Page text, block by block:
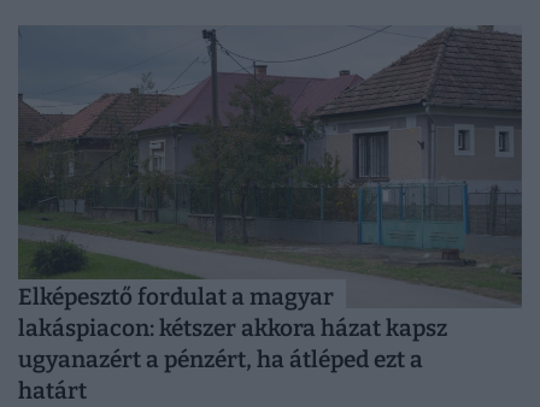
Elképesztő fordulat a magyar
lakáspiacon: kétszer akkora házat kapsz
ugyanazért a pénzért, ha átléped ezt a
határt